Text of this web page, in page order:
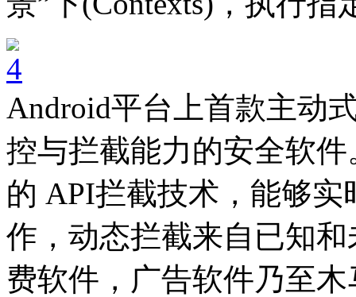
Android平台上首款主动
控与拦截能力的安全软
的 API拦截技术，能够
作，动态拦截来自已知
费软件，广告软件乃至